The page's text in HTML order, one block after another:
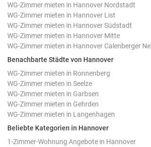
WG-Zimmer mieten in Hannover Nordstadt
WG-Zimmer mieten in Hannover List
WG-Zimmer mieten in Hannover Südstadt
WG-Zimmer mieten in Hannover Mitte
WG-Zimmer mieten in Hannover Calenberger
Benachbarte Städte von Hannover
WG-Zimmer mieten in Ronnenberg
WG-Zimmer mieten in Seelze
WG-Zimmer mieten in Garbsen
WG-Zimmer mieten in Gehrden
WG-Zimmer mieten in Langenhagen
Beliebte Kategorien in Hannover
1-Zimmer-Wohnung Angebote in Hannover